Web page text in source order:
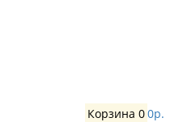
Корзина 00р.